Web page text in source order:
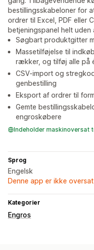
bestillingsskabeloner for
ordrer til Excel, PDF eller
betjeningspanel helt uden
Søgbart produktgitter
Massetilføjelse til
rækker, og tilføj alle på
CSV-import og
genbestilling
Eksport af ordrer til
Gemte
engroskøbere
Indeholder maskinoversat
Sprog
Engelsk
Denne app er ikke
Kategorier
Engros